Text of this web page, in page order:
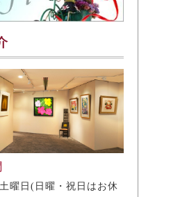
曜日(日曜・祝日はお休